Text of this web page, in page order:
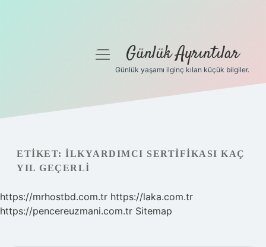
Gizlilik Politikası
Hakkımızda
menüyüGünlük Ayrıntılar
Günlük yaşamı ilginç kılan küçük bilgiler.
ETIKET: İLKYARDIMCI SERTIFIKASI KAÇ
YIL GEÇERLI
https://mrhostbd.com.tr https://laka.com.tr
https://pencereuzmani.com.tr Sitemap